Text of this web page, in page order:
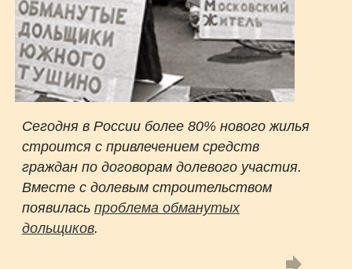
Сегодня в России более 80% нового жилья
строится с привлечением средств
граждан по договорам долевого участия.
Вместе с долевым строительством
появилась проблема обманутых
дольщиков.